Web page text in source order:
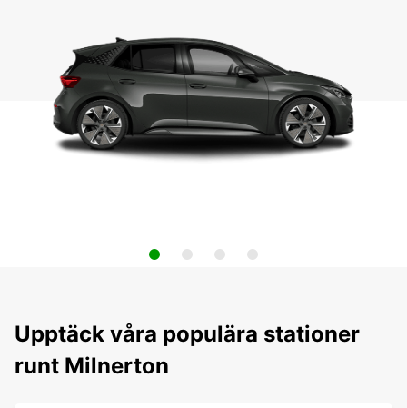
Upptäck våra populära stationer
runt Milnerton